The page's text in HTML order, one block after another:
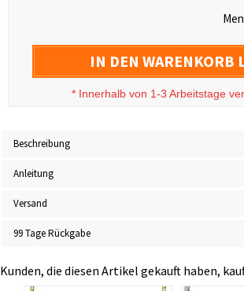
IN DEN WARENKORB
* Innerhalb von 1-3 Arbeitstage
Beschreibung
Anleitung
Versand
99 Tage Rückgabe
Kunden, die diesen Artikel gekauft haben,